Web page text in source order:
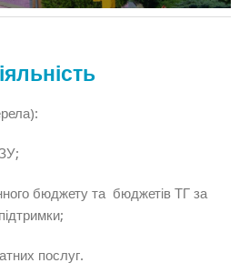
;
бюджету та бюджетів ТГ за
послуг.